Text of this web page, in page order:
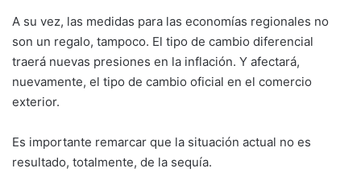
A su vez, las medidas para las economías regionales no
son un regalo, tampoco. El tipo de cambio diferencial
traerá nuevas presiones en la inflación. Y afectará,
nuevamente, el tipo de cambio oficial en el comercio
exterior.
Es importante remarcar que la situación actual no es
resultado, totalmente, de la sequía.